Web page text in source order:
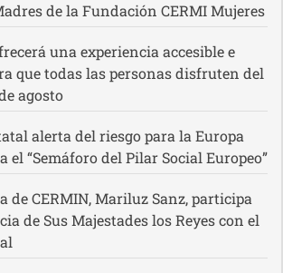
de la Fundación CERMI Mujeres
una experiencia accesible e
que todas las personas disfruten del
agosto
alerta del riesgo para la Europa
el “Semáforo del Pilar Social Europeo”
de CERMIN, Mariluz Sanz, participa
de Sus Majestades los Reyes con el